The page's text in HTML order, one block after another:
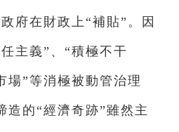
府在財政上“補貼”。因
主義”、“積極不干
場”等消極被動管治理
造的“經濟奇跡”雖然主